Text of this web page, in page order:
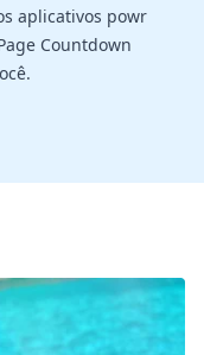
aplicativos powr
Countdown